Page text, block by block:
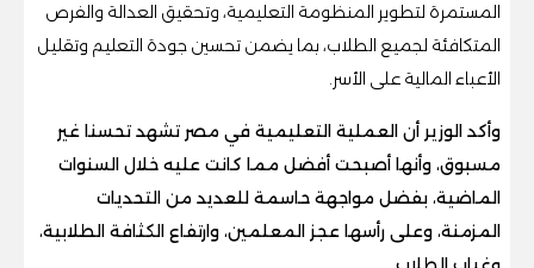
المستمرة لتطوير المنظومة التعليمية، وتحقيق العدالة والفرص
المتكافئة لجميع الطلاب، بما يضمن تحسين جودة التعليم وتقليل
الأعباء المالية على الأسر.
وأكد الوزير أن العملية التعليمية في مصر تشهد تحسنا غير
مسبوق، وأنها أصبحت أفضل مما كانت عليه خلال السنوات
الماضية، بفضل مواجهة حاسمة للعديد من التحديات
المزمنة، وعلى رأسها عجز المعلمين، وارتفاع الكثافة الطلابية،